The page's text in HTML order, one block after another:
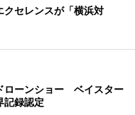
クセレンスが「横浜対
ローンショー ベイスター
記録認定